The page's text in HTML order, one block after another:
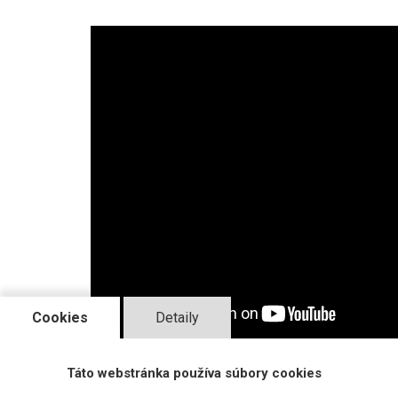
Tento set obsahuje pultík VIVIS, spínaciu
projektu.
Cookies Detaily
Táto webstránka používa súbory cookies